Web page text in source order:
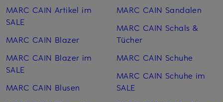
MARC CAIN Artikel im
SALE
MARC CAIN Blazer
MARC CAIN Blazer im
SALE
MARC CAIN Blusen
MARC CAIN Sandalen
MARC CAIN Schals &
Tücher
MARC CAIN Schuhe
MARC CAIN Schuhe im
SALE